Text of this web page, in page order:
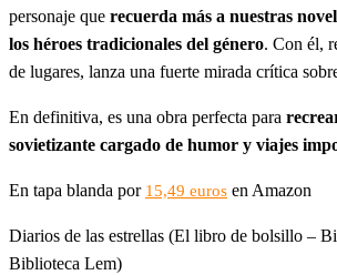
personaje que recuerda más a nuestras
los héroes tradicionales del género. Con él,
de lugares, lanza una fuerte mirada crítica
En definitiva, es una obra perfecta para
sovietizante cargado de humor y viajes
En tapa blanda por 15,49 euros en Amazon
Diarios de las estrellas (El libro de bolsillo –
Biblioteca Lem)